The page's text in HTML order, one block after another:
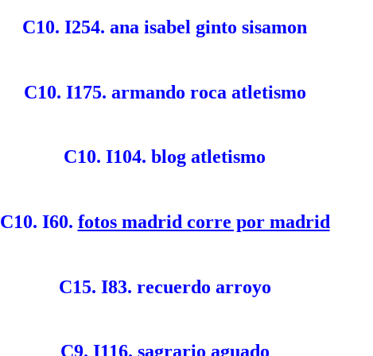
C10. I254. ana isabel ginto sisamon
C10. I175. armando roca atletismo
C10. I104. blog atletismo
C10. I60. fotos madrid corre por madrid
C15. I83. recuerdo arroyo
C9. I116. sagrario aguado